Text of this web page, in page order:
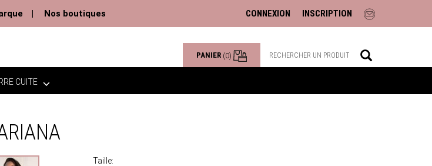
Nos boutiques CONNEXION INSCRIPTION
PANIER (0)
CUITE
Taille